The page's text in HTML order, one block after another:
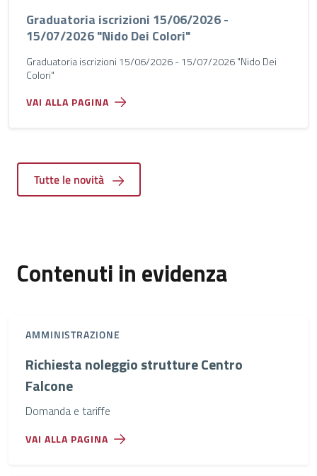
Graduatoria iscrizioni 15/06/2026 -
15/07/2026 "Nido Dei Colori"
Graduatoria iscrizioni 15/06/2026 - 15/07/2026 "Nido Dei
Colori"
VAI ALLA PAGINA
Tutte le novità
Contenuti in evidenza
AMMINISTRAZIONE
Richiesta noleggio strutture Centro
Falcone
Domanda e tariffe
VAI ALLA PAGINA